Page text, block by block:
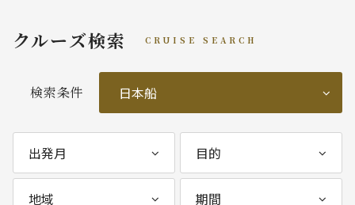
クルーズ検索 CRUISE SEARCH
検索条件